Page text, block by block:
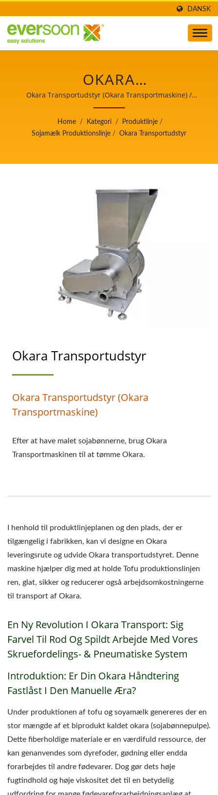
DANSK
OKARA
TRANSPORTUDSTYR ER
EN AF MASKINERNE I
SOJAMÆLK
AUTOMATISKE TOFU-
OG
MED HØJESTE
PRIORITET I
FØDEVARESIKKERHED.
Okara Transportudstyr (Okara Transportmaskine) /
Leder af den automatiske tofu- og
sojamælkefremstillingsmaskine med højeste prioritet i
fødevaresikkerhed.
Home / Kategori / Produktlinje /
Sojamælk Produktionslinje / Okara Transportudstyr
Okara Transportudstyr
Okara Transportudstyr (Okara
Transportmaskine)
Efter at have malet sojabønnerne, brug Okara
Transportmaskinen til at tømme Okara.
I henhold til produktlinjeplanen og den plads, der er
tilgængelig i fabrikken, kan vi designe en Okara
leveringsrute og udvide Okara transportudstyret. Denne
maskine hjælper dig med at holde Tofu produktionslinjen
ren, glat, sikker og reducerer også arbejdsomkostningerne
til transport af Okara.
En Ny Revolution I Okara Transport: Sig
Farvel Til Rod Og Spildt Arbejde Med Vores
Skruefordelings- & Pneumatiske System
Introduktion: Er Din Okara Håndtering
Fastlåst I Den Manuelle Æra?
Under produktionen af tofu og soyamælk genereres der en
stor mængde af et biprodukt kaldet okara (sojabønnepulpe).
Dette fiberholdige materiale er en værdifuld ressource, der
kan genanvendes som dyrefoder, gødning eller endda
forarbejdes til andre fødevarer. Dog gør dets høje
fugtindhold og høje viskositet det til en betydelig